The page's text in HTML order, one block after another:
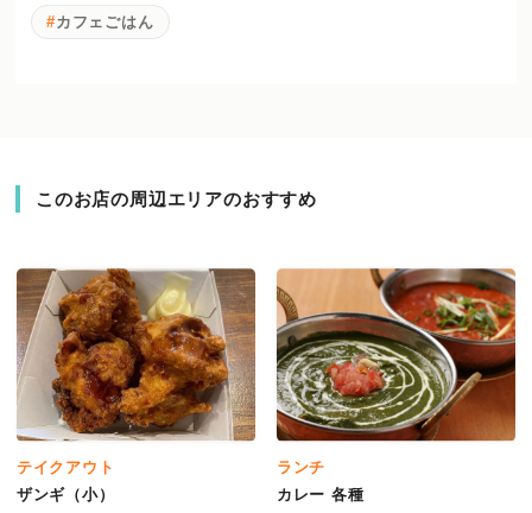
カフェごはん
このお店の周辺エリアのおすすめ
テイクアウト
ザンギ（小）
ランチ
カレー 各種